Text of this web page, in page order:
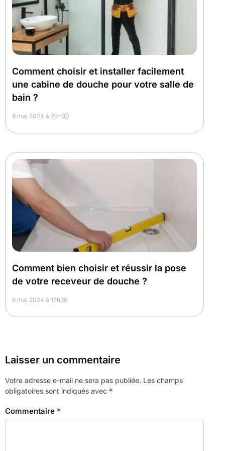
Comment choisir et installer facilement
une cabine de douche pour votre salle de
bain ?
8 mai 2024 à 20h30
Comment bien choisir et réussir la pose
de votre receveur de douche ?
6 mai 2024 à 17h30
Laisser un commentaire
Votre adresse e-mail ne sera pas publiée. Les champs
obligatoires sont indiqués avec *
Commentaire *